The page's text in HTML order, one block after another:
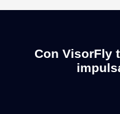
Con VisorFly